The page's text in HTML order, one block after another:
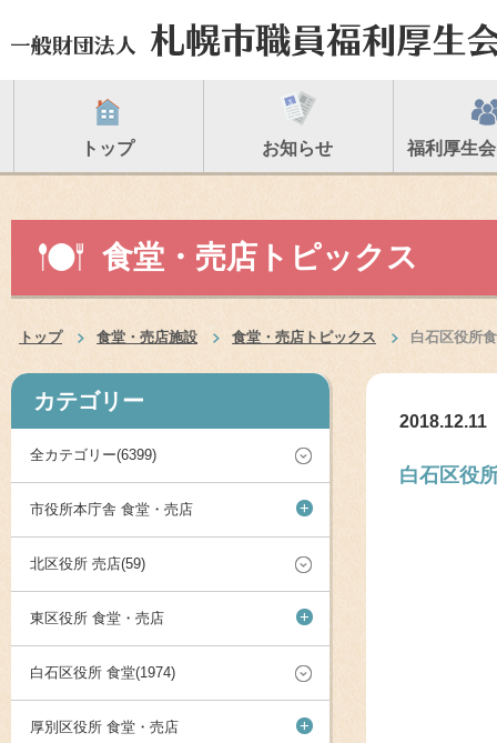
トップ お知らせ 福利厚生
食堂・売店トピックス
トップ 食堂・売店施設 食堂・売店トピックス 白石区役所
カテゴリー
全カテゴリー(6399)
市役所本庁舎 食堂・売店 +
北区役所 売店(59)
東区役所 食堂・売店 +
白石区役所 食堂(1974)
厚別区役所 食堂・売店 +
2018.12.11
白石区役